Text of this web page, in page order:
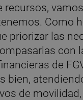
recursos,
Como
priorizar las
con
de
bien,
de movilidad,